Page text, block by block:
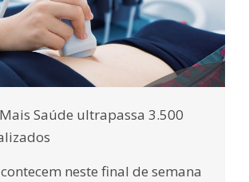
Saúde ultrapassa 3.500
neste final de semana